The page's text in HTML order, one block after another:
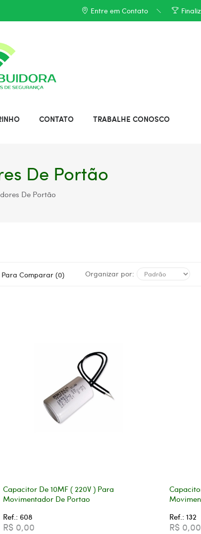
Entre em Contato
CONTATO TRABALHE CONOSCO
De Portão
De Portão
Para Comparar (0) Organizar por:
Capacitor De 10MF ( 220V ) Para
Movimentador De Portao
Ref.: 608
R$ 0,00
Ref.: 132
R$ 0,00